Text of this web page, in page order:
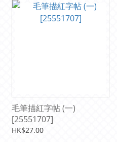
毛筆描紅字帖 (一)
[25551707]
HK$27.00